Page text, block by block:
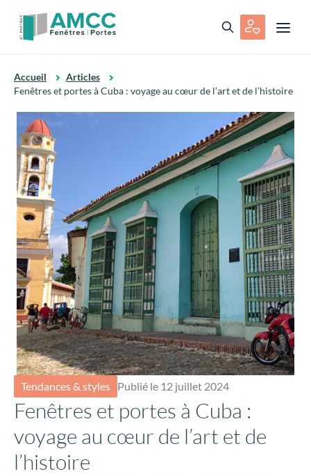
Accueil
Articles
Fenêtres et portes à Cuba : voyage au cœur de l’art et de l’histoire
Tendances & styles Publié le 12 juillet 2024
Fenêtres et portes à Cuba :
voyage au cœur de l’art et de
l’histoire